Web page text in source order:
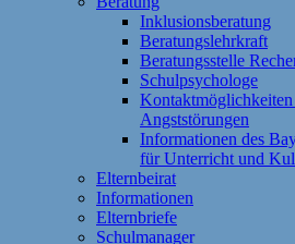
Inklusionsberatung
Beratungslehrkraft
Beratungsstelle
Schulpsychologe
Angststörungen
Informationen des
für Unterricht und
Elternbeirat
Informationen
Elternbriefe
Schulmanager